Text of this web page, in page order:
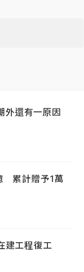
外還有一原因
累計贈予1萬
建工程復工